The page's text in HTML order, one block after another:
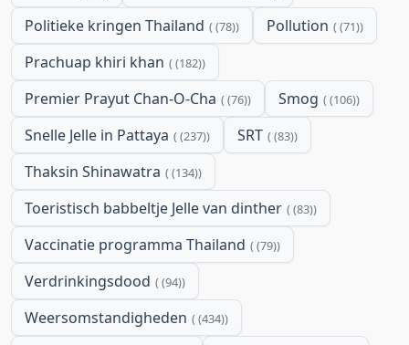
Politieke kringen Thailand (78) Pollution (71)
Prachuap khiri khan (182)
Premier Prayut Chan-O-Cha (76) Smog (106)
Snelle Jelle in Pattaya (237) SRT (83)
Thaksin Shinawatra (134)
Toeristisch babbeltje Jelle van dinther (83)
Vaccinatie programma Thailand (79)
Verdrinkingsdood (94)
Weersomstandigheden (434)